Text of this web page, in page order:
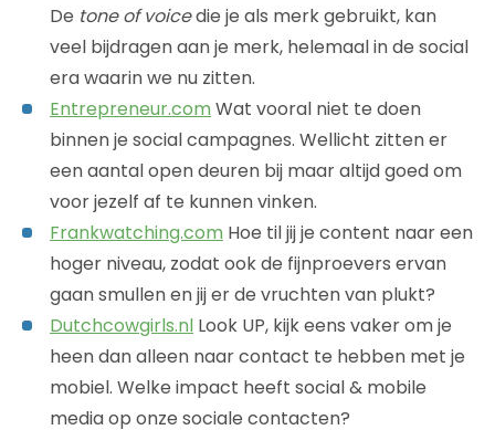
De tone of voicedie je als merk gebruikt, kan
veel bijdragen aan je merk, helemaal in de social
era waarin we nu zitten.
Entrepreneur.com Wat vooral niet te doen
binnen je social campagnes. Wellicht zitten er
een aantal open deuren bij maar altijd goed om
voor jezelf af te kunnen vinken.
Frankwatching.com Hoe til jij je content naar een
hoger niveau, zodat ook de fijnproevers ervan
gaan smullen en jij er de vruchten van plukt?
Dutchcowgirls.nl Look UP, kijk eens vaker om je
heen dan alleen naar contact te hebben met je
mobiel. Welke impact heeft social & mobile
media op onze sociale contacten?